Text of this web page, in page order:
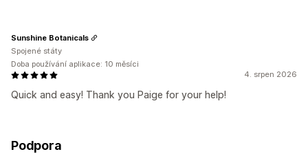
4. srpen 2026
Quick and easy! Thank you Paige for your help!
Sunshine Botanicals
Spojené státy
Doba používání aplikace: 10 měsíci
Podpora